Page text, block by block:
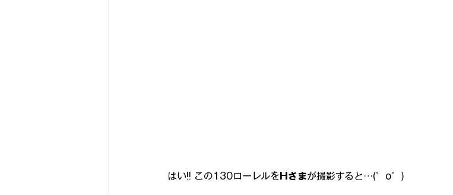
はい!! この130ローレルを Hさまが撮影すると…(゜o゜)